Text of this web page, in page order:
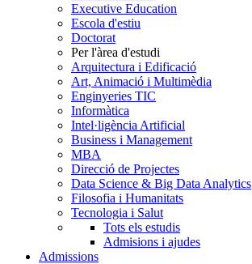
Executive Education
Escola d'estiu
Doctorat
Per l'àrea d'estudi
Arquitectura i Edificació
Art, Animació i Multimèdia
Enginyeries TIC
Informàtica
Intel·ligència Artificial
Business i Management
MBA
Direcció de Projectes
Data Science & Big Data Analytics
Filosofia i Humanitats
Tecnologia i Salut
Tots els estudis
Admisions i ajudes
Admissions